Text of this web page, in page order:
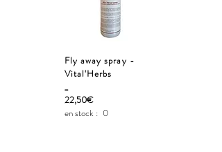
Fly away spray -
Vital'Herbs
_
22,50€
en stock : 0